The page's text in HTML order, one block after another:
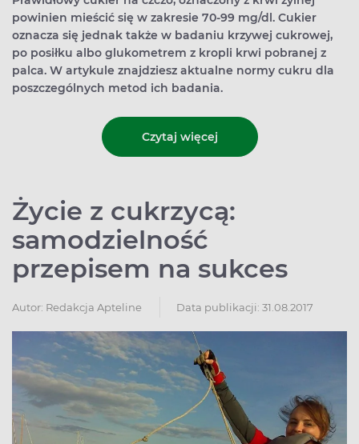
powinien mieścić się w zakresie 70-99 mg/dl. Cukier
oznacza się jednak także w badaniu krzywej cukrowej,
po posiłku albo glukometrem z kropli krwi pobranej z
palca. W artykule znajdziesz aktualne normy cukru dla
poszczególnych metod ich badania.
Czytaj więcej
Życie z cukrzycą:
samodzielność
przepisem na sukces
Autor: Redakcja Apteline Data publikacji: 31.08.2017